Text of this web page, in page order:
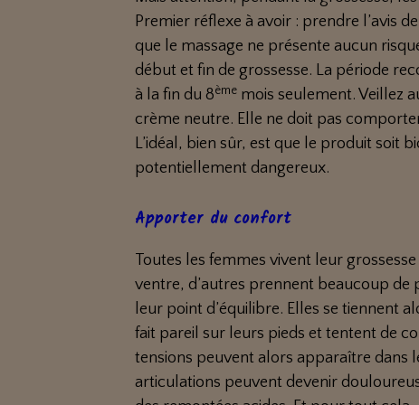
Premier réflexe à avoir : prendre l’avis
que le massage ne présente aucun
début et fin de grossesse. La période
à la fin du 8ème mois seulement. Veillez
crème neutre. Elle ne doit pas
L’idéal, bien sûr, est que le produit soit
potentiellement dangereux.
Apporter du confort
Toutes les femmes vivent leur
ventre, d’autres prennent beaucoup
leur point d’équilibre. Elles se tiennent
fait pareil sur leurs pieds et tentent de
tensions peuvent alors apparaître dans
articulations peuvent devenir